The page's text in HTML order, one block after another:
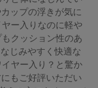
ップの浮きが気に
ー入りなのに軽や
クッション性のあ
じみやすく快適な
ヤー入り？と驚か
もご好評いただい